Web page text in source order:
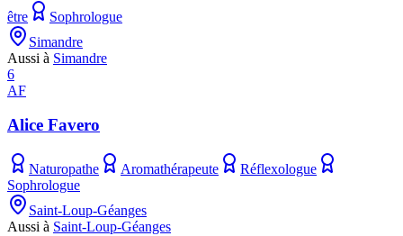
être
Sophrologue
Simandre
Aussi à Simandre
6
AF
Alice Favero
Naturopathe Aromathérapeute
Réflexologue
Sophrologue
Saint-Loup-Géanges
Aussi à Saint-Loup-Géanges